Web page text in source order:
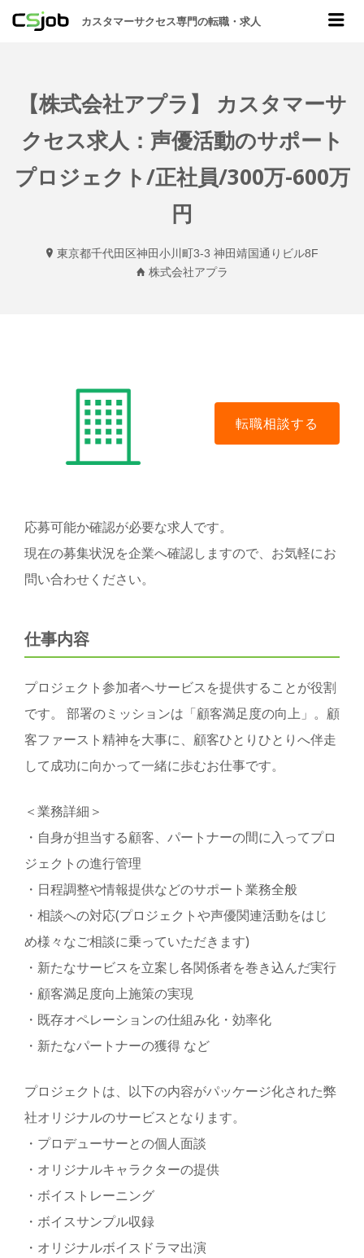
CSJOB
カスタマーサクセス専門の転職・求人
【株式会社アプラ】 カスタマーサ
クセス求人：声優活動のサポート
プロジェクト/正社員/300万-600万
円
東京都千代田区神田小川町3-3 神田靖国通りビル8F
株式会社アプラ
応募可能か確認が必要な求人です。
現在の募集状況を企業へ確認しますので、お気軽にお
問い合わせください。
仕事内容
プロジェクト参加者へサービスを提供することが役割
です。 部署のミッションは「顧客満足度の向上」。顧
客ファースト精神を大事に、顧客ひとりひとりへ伴走
して成功に向かって一緒に歩むお仕事です。
＜業務詳細＞
・自身が担当する顧客、パートナーの間に入ってプロ
ジェクトの進行管理
・日程調整や情報提供などのサポート業務全般
・相談への対応(プロジェクトや声優関連活動をはじ
め様々なご相談に乗っていただきます)
・新たなサービスを立案し各関係者を巻き込んだ実行
・顧客満足度向上施策の実現
・既存オペレーションの仕組み化・効率化
・新たなパートナーの獲得 など
プロジェクトは、以下の内容がパッケージ化された弊
社オリジナルのサービスとなります。
・プロデューサーとの個人面談
・オリジナルキャラクターの提供
・ボイストレーニング
・ボイスサンプル収録
・オリジナルボイスドラマ出演